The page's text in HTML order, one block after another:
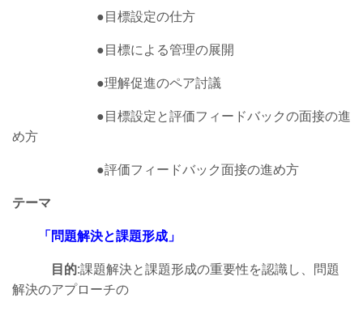
● 目標設定の仕方
● 目標による管理の展開
●理解促進のペア討議
● 目標設定と評価フィードバックの面接の進
め方
●評価フィードバック面接の進め方
テーマ
「問題解決と課題形成」
目的:課題解決と課題形成の重要性を認識し、問題
解決のアプローチの